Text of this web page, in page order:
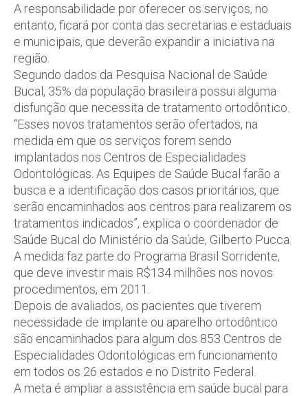
A responsabilidade por oferecer os serviços, no
entanto, ficará por conta das secretarias e estaduais
e municipais, que deverão expandir a iniciativa na
região.
Segundo dados da Pesquisa Nacional de Saúde
Bucal, 35% da população brasileira possui alguma
disfunção que necessita de tratamento ortodôntico.
“Esses novos tratamentos serão ofertados, na
medida em que os serviços forem sendo
implantados nos Centros de Especialidades
Odontológicas. As Equipes de Saúde Bucal farão a
busca e a identificação dos casos prioritários, que
serão encaminhados aos centros para realizarem os
tratamentos indicados”, explica o coordenador de
Saúde Bucal do Ministério da Saúde, Gilberto Pucca.
A medida faz parte do Programa Brasil Sorridente,
que deve investir mais R$134 milhões nos novos
procedimentos, em 2011.
Depois de avaliados, os pacientes que tiverem
necessidade de implante ou aparelho ortodôntico
são encaminhados para algum dos 853 Centros de
Especialidades Odontológicas em funcionamento
em todos os 26 estados e no Distrito Federal.
A meta é ampliar a assistência em saúde bucal para